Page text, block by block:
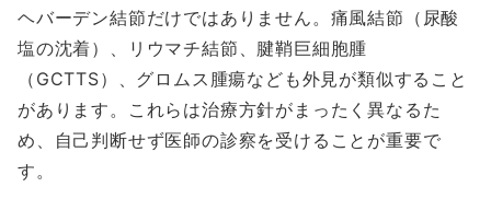
ヘバーデン結節だけではありません。痛風結節（尿酸
塩の沈着）、リウマチ結節、腱鞘巨細胞腫
（GCTTS）、グロムス腫瘍なども外見が類似すること
があります。これらは治療方針がまったく異なるた
め、自己判断せず医師の診察を受けることが重要で
す。